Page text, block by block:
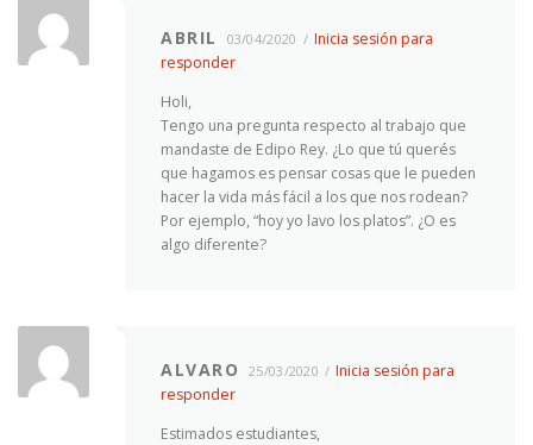
ABRIL 03/04/2020
Inicia sesión para
responder
Holi,
Tengo una pregunta respecto al trabajo que
mandaste de Edipo Rey. ¿Lo que tú querés
que hagamos es pensar cosas que le pueden
hacer la vida más fácil a los que nos rodean?
Por ejemplo, “hoy yo lavo los platos”. ¿O es
algo diferente?
ALVARO 25/03/2020
Inicia sesión para
responder
Estimados estudiantes,